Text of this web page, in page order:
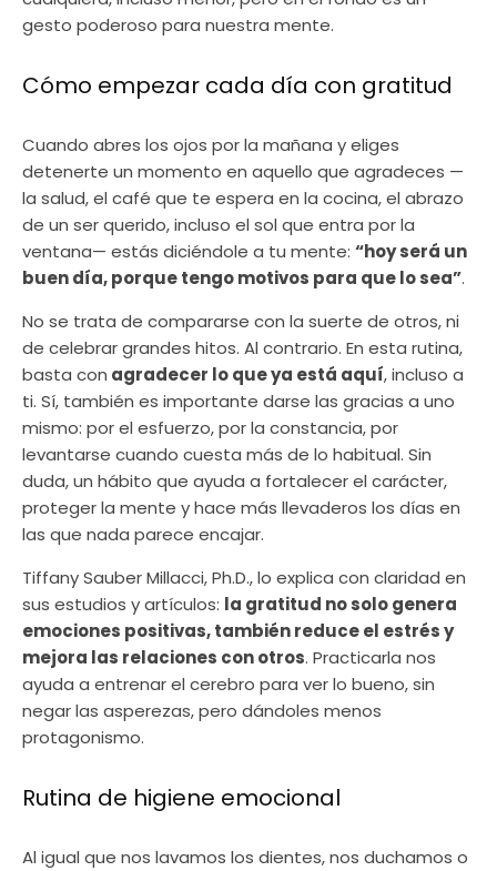
gesto poderoso para nuestra mente.
Cómo empezar cada día con gratitud
Cuando abres los ojos por la mañana y eliges
detenerte un momento en aquello que agradeces —
la salud, el café que te espera en la cocina, el abrazo
de un ser querido, incluso el sol que entra por la
ventana— estás diciéndole a tu mente: “hoy será un
buen día, porque tengo motivos para que lo sea”.
No se trata de compararse con la suerte de otros, ni
de celebrar grandes hitos. Al contrario. En esta rutina,
basta con agradecer lo que ya está aquí, incluso a
ti. Sí, también es importante darse las gracias a uno
mismo: por el esfuerzo, por la constancia, por
levantarse cuando cuesta más de lo habitual. Sin
duda, un hábito que ayuda a fortalecer el carácter,
proteger la mente y hace más llevaderos los días en
las que nada parece encajar.
Tiffany Sauber Millacci, Ph.D., lo explica con claridad en
sus estudios y artículos: la gratitud no solo genera
emociones positivas, también reduce el estrés y
mejora las relaciones con otros. Practicarla nos
ayuda a entrenar el cerebro para ver lo bueno, sin
negar las asperezas, pero dándoles menos
protagonismo.
Rutina de higiene emocional
Al igual que nos lavamos los dientes, nos duchamos o